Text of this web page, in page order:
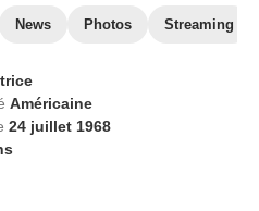
News Photos Streaming
Américaine
24 juillet 1968